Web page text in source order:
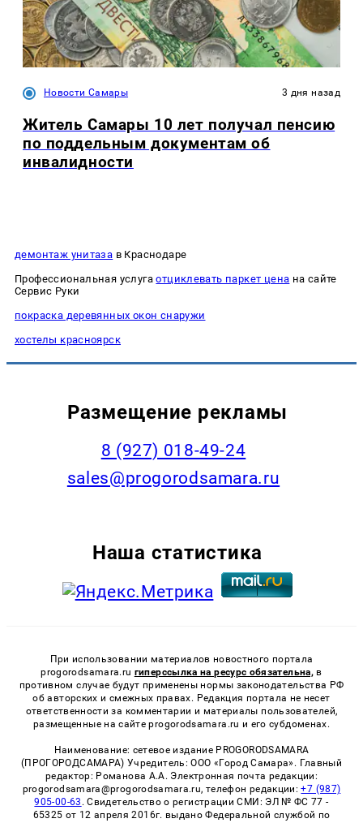
Новости Самары 3 дня назад
Житель Самары 10 лет получал пенсию
по поддельным документам об
инвалидности
демонтаж унитаза в Краснодаре
Профессиональная услугаотциклевать паркет цена на сайте
Сервис Руки
покраска деревянных окон снаружи
хостелы красноярск
Размещение рекламы
8 (927) 018-49-24
sales@progorodsamara.ru
Наша статистика
При использовании материалов новостного портала
progorodsamara.ru гиперссылка на ресурс обязательна, в
противном случае будут применены нормы законодательства РФ
об авторских и смежных правах. Редакция портала не несет
ответственности за комментарии и материалы пользователей,
размещенные на сайте progorodsamara.ru и его субдоменах.
Наименование: сетевое издание PROGORODSAMARA
(ПРОГОРОДСАМАРА) Учредитель: ООО «Город Самара». Главный
редактор: Романова А.А. Электронная почта редакции:
progorodsamara@progorodsamara.ru, телефон редакции:+7 (987)
905-00-63 . Свидетельство о регистрации СМИ: ЭЛ № ФС 77 -
65325 от 12 апреля 2016г. выдано Федеральной службой по